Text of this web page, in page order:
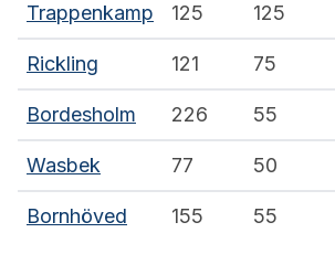
Trappenkamp 125 125
Rickling 121 75
Bordesholm 226 55
Wasbek 77 50
Bornhöved 155 55